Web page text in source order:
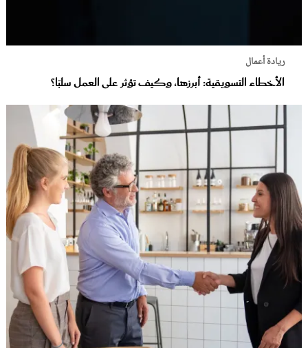
ريادة أعمال
الأخطاء التسويقية: أبرزها، وكيف تؤثر على العمل سلبًا؟